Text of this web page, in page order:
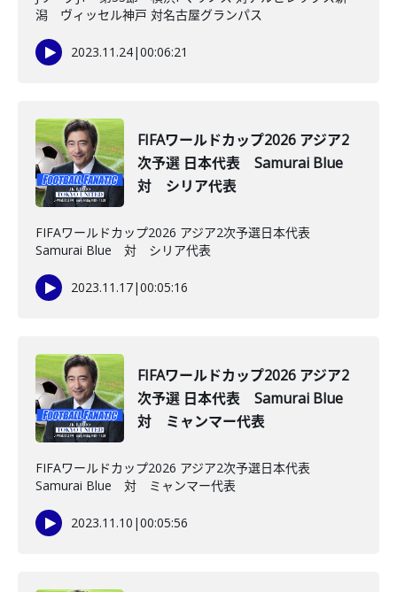
潟 ヴィッセル神戸 対名古屋グランパス
2023.11.24|00:06:21
FIFAワールドカップ2026 アジア2
次予選 日本代表 Samurai Blue
対 シリア代表
FIFAワールドカップ2026 アジア2次予選日本代表
Samurai Blue 対 シリア代表
2023.11.17|00:05:16
FIFAワールドカップ2026 アジア2
次予選 日本代表 Samurai Blue
対 ミャンマー代表
FIFAワールドカップ2026 アジア2次予選日本代表
Samurai Blue 対 ミャンマー代表
2023.11.10 |00:05:56